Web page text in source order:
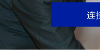
连